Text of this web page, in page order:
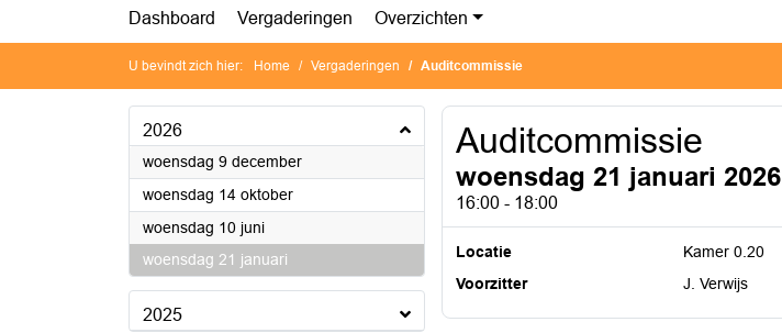
Dashboard Vergaderingen Overzichten
U bevindt zich hier: Home Vergaderingen Auditcommissie
2026
woensdag 9 december2026
woensdag 14 oktober2026
woensdag 10 juni2026
woensdag 21 januari
2025
Auditcommissie
woensdag 21 januari 2026
16:00 - 18:00
Locatie
Kamer 0.20
Voorzitter
J. Verwijs